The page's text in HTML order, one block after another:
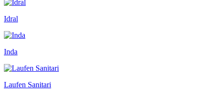
Idral
Inda
Laufen Sanitari